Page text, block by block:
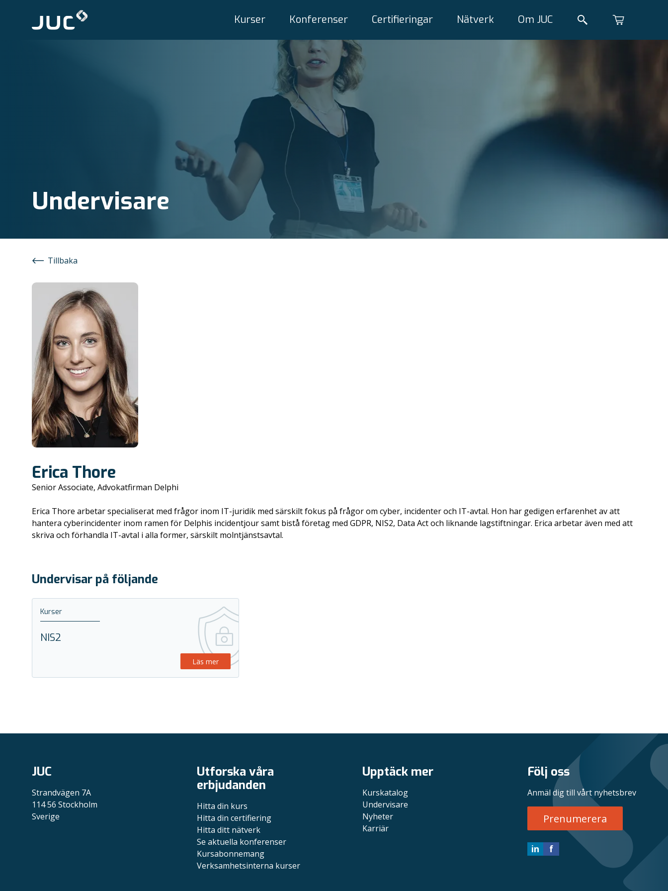
Kurser Konferenser Certifieringar Nätverk Om JUC
Undervisare
Tillbaka
Erica Thore
Senior Associate, Advokatfirman Delphi
Erica Thore arbetar specialiserat med frågor inom IT-juridik med särskilt fokus på frågor om cyber, incidenter och IT-avtal. Hon har gedigen erfarenhet av att
hantera cyberincidenter inom ramen för Delphis incidentjour samt bistå företag med GDPR, NIS2, Data Act och liknande lagstiftningar. Erica arbetar även med att
skriva och förhandla IT-avtal i alla former, särskilt molntjänstsavtal.
Undervisar på följande
Kurser
NIS2
Läs mer
JUC
Strandvägen 7A
114 56 Stockholm
Sverige
Utforska våra
erbjudanden
Hitta din kurs
Hitta din certifiering
Hitta ditt nätverk
Se aktuella konferenser
Kursabonnemang
Verksamhetsinterna kurser
Upptäck mer
Kurskatalog
Undervisare
Nyheter
Karriär
Följ oss
Anmäl dig till vårt nyhetsbrev
Prenumerera
in f